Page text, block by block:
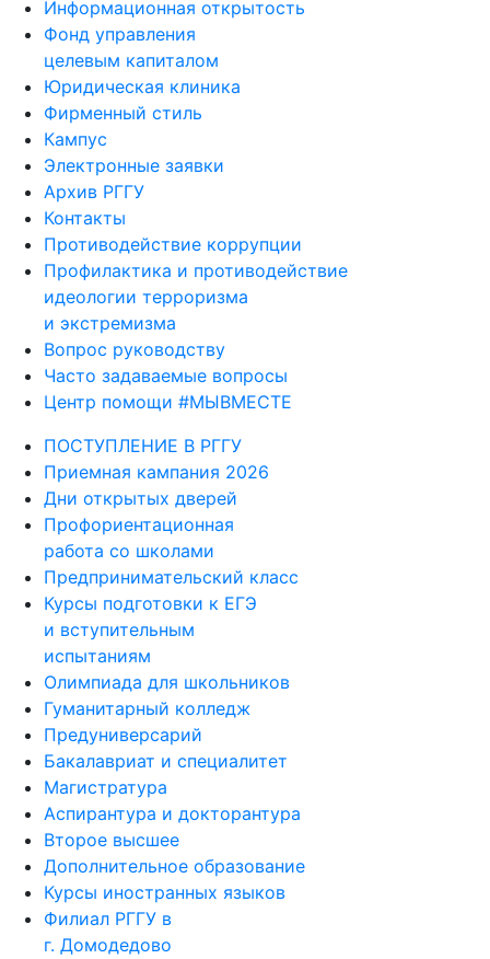
Информационная открытость
Фонд управления
целевым капиталом
Юридическая клиника
Фирменный стиль
Кампус
Электронные заявки
Архив РГГУ
Контакты
Противодействие коррупции
Профилактика и противодействие
идеологии терроризма
и экстремизма
Вопрос руководству
Часто задаваемые вопросы
Центр помощи #МЫВМЕСТЕ
ПОСТУПЛЕНИЕ В РГГУ
Приемная кампания 2026
Дни открытых дверей
Профориентационная
работа со школами
Предпринимательский класс
Курсы подготовки к ЕГЭ
и вступительным
испытаниям
Олимпиада для школьников
Гуманитарный колледж
Предуниверсарий
Бакалавриат и специалитет
Магистратура
Аспирантура и докторантура
Второе высшее
Дополнительное образование
Курсы иностранных языков
Филиал РГГУ в
г. Домодедово